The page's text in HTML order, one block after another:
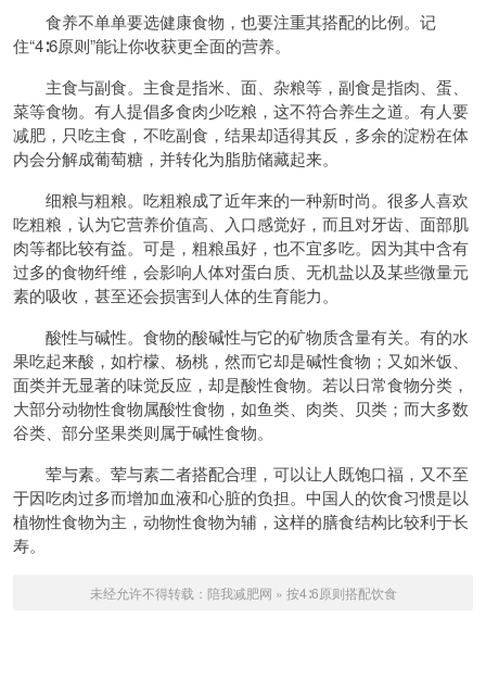
食养不单单要选健康食物，也要注重其搭配的比例。记
住“4∶6原则”能让你收获更全面的营养。
主食与副食。主食是指米、面、杂粮等，副食是指肉、蛋、
菜等食物。有人提倡多食肉少吃粮，这不符合养生之道。有人要
减肥，只吃主食，不吃副食，结果却适得其反，多余的淀粉在体
内会分解成葡萄糖，并转化为脂肪储藏起来。
细粮与粗粮。吃粗粮成了近年来的一种新时尚。很多人喜欢
吃粗粮，认为它营养价值高、入口感觉好，而且对牙齿、面部肌
肉等都比较有益。可是，粗粮虽好，也不宜多吃。因为其中含有
过多的食物纤维，会影响人体对蛋白质、无机盐以及某些微量元
素的吸收，甚至还会损害到人体的生育能力。
酸性与碱性。食物的酸碱性与它的矿物质含量有关。有的水
果吃起来酸，如柠檬、杨桃，然而它却是碱性食物；又如米饭、
面类并无显著的味觉反应，却是酸性食物。若以日常食物分类，
大部分动物性食物属酸性食物，如鱼类、肉类、贝类；而大多数
谷类、部分坚果类则属于碱性食物。
荤与素。荤与素二者搭配合理，可以让人既饱口福，又不至
于因吃肉过多而增加血液和心脏的负担。中国人的饮食习惯是以
植物性食物为主，动物性食物为辅，这样的膳食结构比较利于长
寿。
未经允许不得转载： 陪我减肥网 » 按4∶6原则搭配饮食